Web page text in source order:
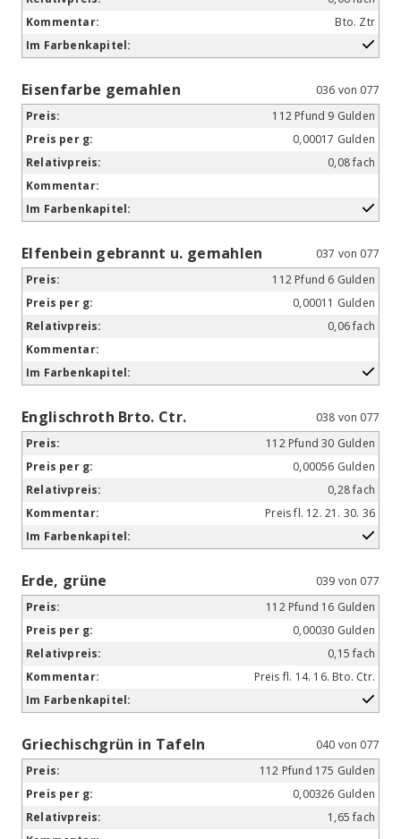
Bto. Ztr
Eisenfarbe gemahlen
036 von 077
112 Pfund 9 Gulden
0,00017 Gulden
0,08 fach
Elfenbein gebrannt u. gemahlen
037 von 077
112 Pfund 6 Gulden
0,00011 Gulden
0,06 fach
Englischroth Brto. Ctr.
038 von 077
112 Pfund 30 Gulden
0,00056 Gulden
0,28 fach
Preis fl. 12. 21. 30. 36
Erde, grüne
039 von 077
112 Pfund 16 Gulden
0,00030 Gulden
0,15 fach
Preis fl. 14. 16. Bto. Ctr.
Griechischgrün in Tafeln
040 von 077
112 Pfund 175 Gulden
0,00326 Gulden
1,65 fach